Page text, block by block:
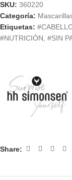
SKU: 360220
Categoría:
Etiquetas:
#NUTRICIÓN #SIN
Share: